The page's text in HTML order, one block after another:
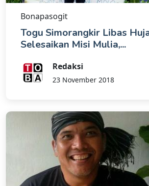
Bonapasogit
Togu Simorangkir Libas
Selesaikan Misi Mulia,...
Redaksi
23 November 2018